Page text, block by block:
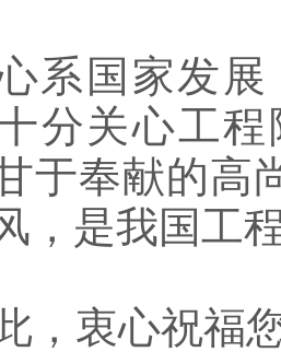
国家发展
分关心工
于奉献的高
，是我国工
衷心祝福您